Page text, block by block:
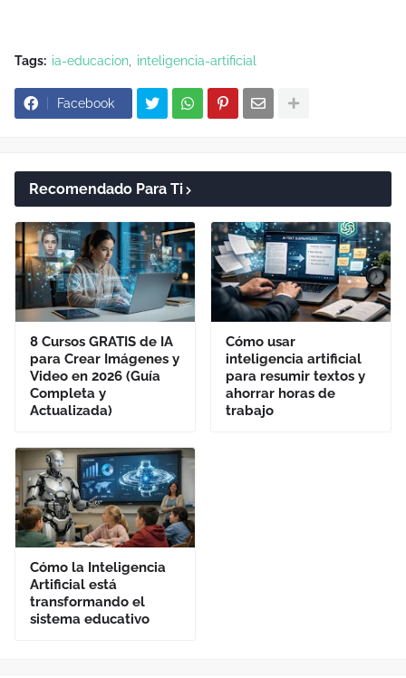
Tags: ia-educacion inteligencia-artificial
Facebook
Recomendado Para Ti
8 Cursos GRATIS de IA
para Crear Imágenes y
Video en 2026 (Guía
Completa y
Actualizada)
Cómo usar
inteligencia artificial
para resumir textos y
ahorrar horas de
trabajo
Cómo la Inteligencia
Artificial está
transformando el
sistema educativo